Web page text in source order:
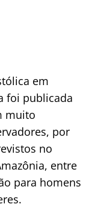
em
foi publicada
muito
por
no
entre
para homens